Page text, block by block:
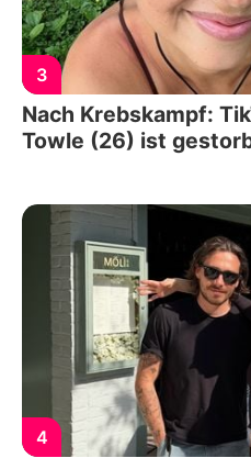
3
Nach Krebskampf:
Towle (26) ist
4